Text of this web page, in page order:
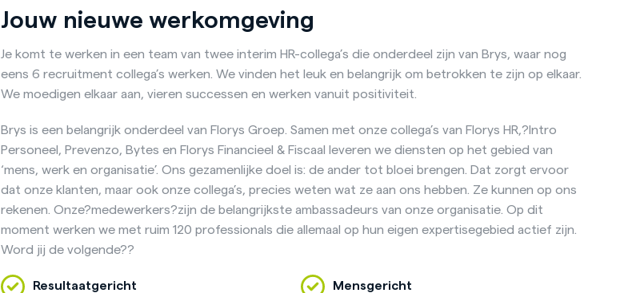
Jouw nieuwe werkomgeving
Je komt te werken in een team van twee interim HR-collega’s die onderdeel zijn van Brys, waar nog
eens 6 recruitment collega’s werken. We vinden het leuk en belangrijk om betrokken te zijn op elkaar.
We moedigen elkaar aan, vieren successen en werken vanuit positiviteit.
Brys is een belangrijk onderdeel van Florys Groep. Samen met onze collega’s van Florys HR,?Intro
Personeel, Prevenzo, Bytes en Florys Financieel & Fiscaal leveren we diensten op het gebied van
‘mens, werk en organisatie’. Ons gezamenlijke doel is: de ander tot bloei brengen. Dat zorgt ervoor
dat onze klanten, maar ook onze collega’s, precies weten wat ze aan ons hebben. Ze kunnen op ons
rekenen. Onze?medewerkers?zijn de belangrijkste ambassadeurs van onze organisatie. Op dit
moment werken we met ruim 120 professionals die allemaal op hun eigen expertisegebied actief zijn.
Word jij de volgende??
Resultaatgericht Mensgericht